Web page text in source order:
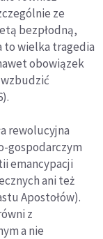
ze
bezpłodną,
to wielka tragedia
obowiązek
rewolucyjna
gospodarczym
emancypacji
ani też
Apostołów).
z
a nie